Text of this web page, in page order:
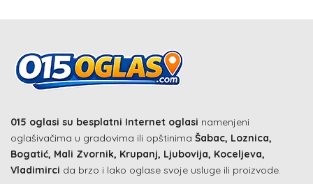
015 oglasi su besplatni Internet oglasi namenjeni
oglašivačima u gradovima ili opštinima Šabac, Loznica,
Bogatić, Mali Zvornik, Krupanj, Ljubovija, Koceljeva,
Vladimirci da brzo i lako oglase svoje usluge ili proizvode.